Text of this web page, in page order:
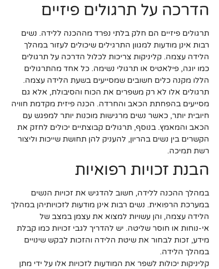
הדרכה על תרגולים פיזיים
תרגולים פיזיים הם חלק בלתי נפרד מההכנה ללידה. נשים
רבות אינן מודעות למגוון התרגילים שיכולים לעזור במהלך
הלידה עצמה. קליניקות צריכות לכלול הדרכה על תרגולים
כמו יוגה, פילאטיס או תרגולי נשימה. כל אחד מהתרגולים
הללו מקנה כלים חשובים שמסייעים בשעת הלידה עצמה.
תרגולים אלו לא רק משפרים את הכוח והסיבולת, אלא גם
מסייעים בהפחתת הכאב והחרדה. הכנה פיזית מקדמת חוויה
חיובית יותר, כאשר נשים מרגישות מוכנות יותר למפגש עם
הכאב והמאמץ. בנוסף, תרגולים קבוצתיים יכולים לחזק את
הקשרים בין נשים בהריון, להעניק להן תחושת שייכות וליצור
רשת תמיכה.
הבנת זכויות רפואיות
במהלך ההכנה ללידה, חשוב להדגיש את זכויות הנשים
במערכת הרפואית. נשים רבות אינן מודעות לזכויותיהן במהלך
הלידה עצמה, והן עשויות למצוא את עצמן במצב של
אי-נוחות או חוסר שליטה. יש להדריך לגבי זכויות כמו קבלת
מידע, זכות לבחור את שיטת הלידה והזכות לבקש שינויים
במהלך הלידה.
קליניקות יכולות לשפר את המודעות לזכויות אלו על ידי מתן